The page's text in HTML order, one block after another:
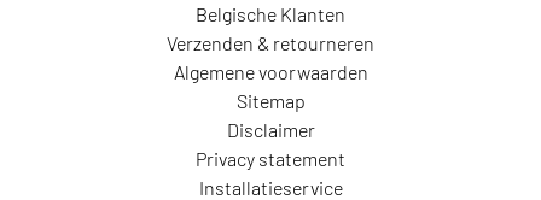
Belgische Klanten
Verzenden & retourneren
Algemene voorwaarden
Sitemap
Disclaimer
Privacy statement
Installatieservice